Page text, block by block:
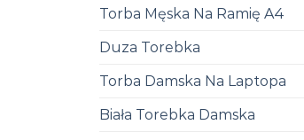
Torba Męska Na Ramię A4
Duza Torebka
Torba Damska Na Laptopa
Biała Torebka Damska